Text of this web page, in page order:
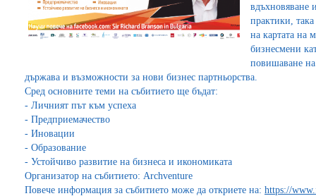
вдъхновяване
практики,
на картата на
бизнесмени
повишаване
държава и възможности за нови бизнес партньорства.
Сред основните теми на събитието ще бъдат:
- Личният път към успеха
- Предприемачество
- Иновации
- Образование
- Устойчиво развитие на бизнеса и икономиката
Организатор на събитието: Archventure
Повече информация за събитието може да откриете на: https://